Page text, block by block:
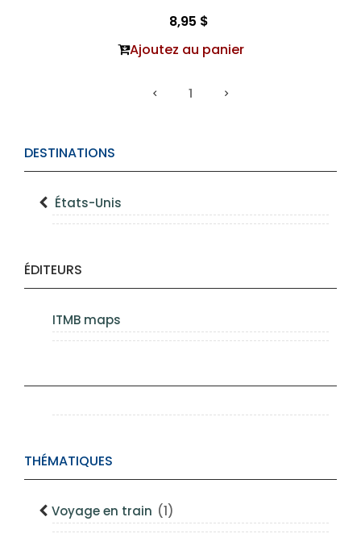
DESTINATIONS
États-Unis
ÉDITEURS
ITMB maps
THÉMATIQUES
Voyage en train (1)
8,95 $
Ajoutez au panier
1